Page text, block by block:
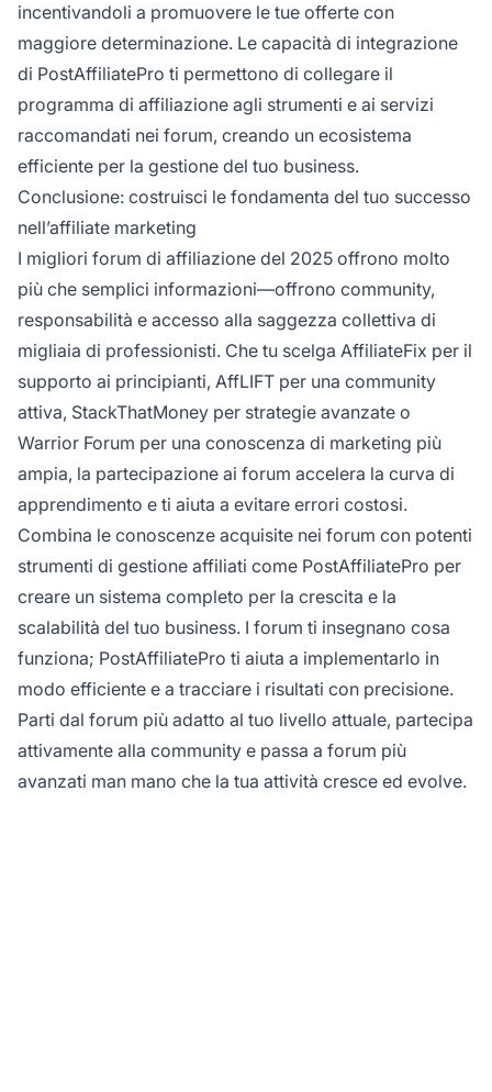
incentivandoli a promuovere le tue offerte con
maggiore determinazione. Le capacità di integrazione
di PostAffiliatePro ti permettono di collegare il
programma di affiliazione agli strumenti e ai servizi
raccomandati nei forum, creando un ecosistema
efficiente per la gestione del tuo business.
Conclusione: costruisci le fondamenta del tuo successo
nell’affiliate marketing
I migliori forum di affiliazione del 2025 offrono molto
più che semplici informazioni—offrono community,
responsabilità e accesso alla saggezza collettiva di
migliaia di professionisti. Che tu scelga AffiliateFix per il
supporto ai principianti, AffLIFT per una community
attiva, StackThatMoney per strategie avanzate o
Warrior Forum per una conoscenza di marketing più
ampia, la partecipazione ai forum accelera la curva di
apprendimento e ti aiuta a evitare errori costosi.
Combina le conoscenze acquisite nei forum con potenti
strumenti di gestione affiliati come PostAffiliatePro per
creare un sistema completo per la crescita e la
scalabilità del tuo business. I forum ti insegnano cosa
funziona; PostAffiliatePro ti aiuta a implementarlo in
modo efficiente e a tracciare i risultati con precisione.
Parti dal forum più adatto al tuo livello attuale, partecipa
attivamente alla community e passa a forum più
avanzati man mano che la tua attività cresce ed evolve.